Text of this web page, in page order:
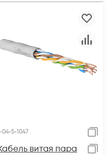
04-5-1047
витая пара